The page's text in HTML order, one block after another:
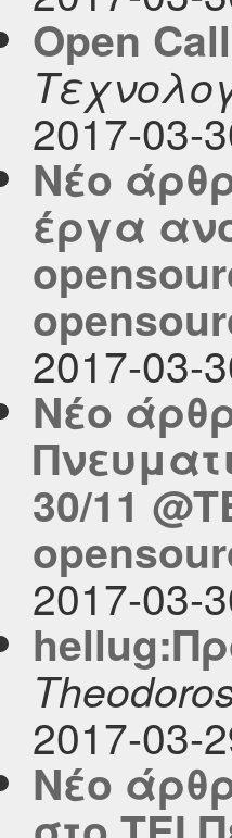
Open
2017-03-
Νέο
έργα
2017-03-
Νέο
30/11
2017-03-
2017-03-
Νέο